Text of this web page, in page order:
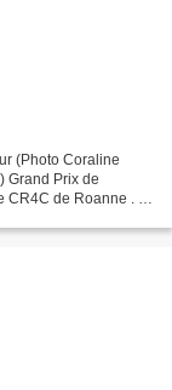
Grand Prix de
CR4C de Roanne . -